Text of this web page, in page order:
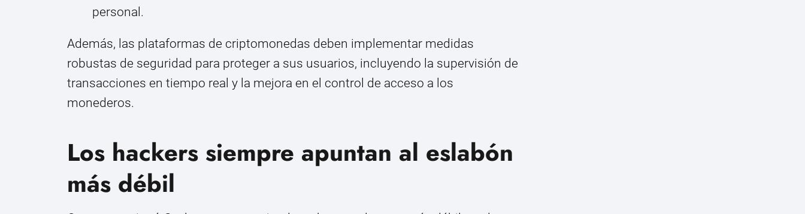
personal.
Además, las plataformas de criptomonedas deben implementar medidas
robustas de seguridad para proteger a sus usuarios, incluyendo la supervisión de
transacciones en tiempo real y la mejora en el control de acceso a los
monederos.
Los hackers siempre apuntan al eslabón
más débil